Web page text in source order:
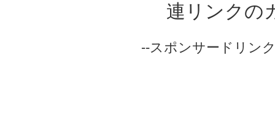
連リンクの
--スポンサードリン